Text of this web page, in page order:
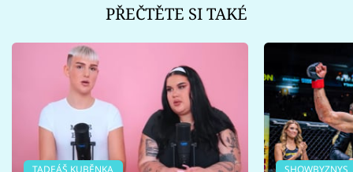
PŘEČTĚTE SI TAKÉ
TADEÁŠ KUBĚNKA SHOWBYZNYS